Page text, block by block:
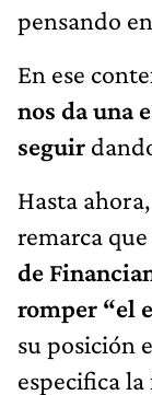
pensando
En ese
nos da una
seguir
Hasta
remarca que
de
romper “el
su posición
especifica